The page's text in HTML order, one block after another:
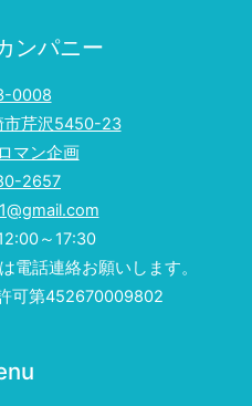
ンパニー
0008
市芹沢5450-23
マン企画
2657
～17:30
話連絡お願いします。
可第452670009802